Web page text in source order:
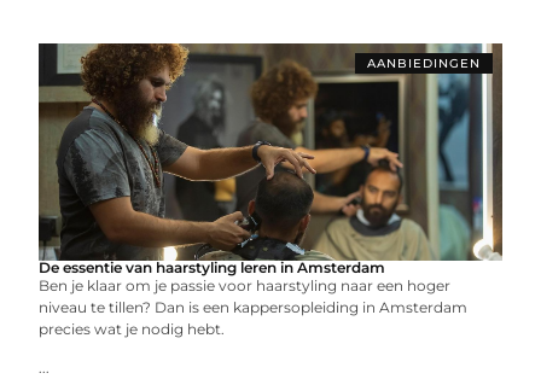
AANBIEDINGEN
De essentie van haarstyling leren in Amsterdam
Ben je klaar om je passie voor haarstyling naar een hoger
niveau te tillen? Dan is een kappersopleiding in Amsterdam
precies wat je nodig hebt.
...